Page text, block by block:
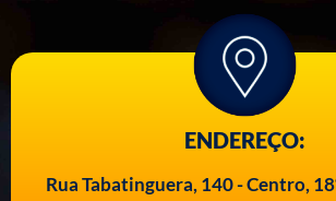
ENDEREÇO:
Rua Tabatinguera, 140 - Centro,